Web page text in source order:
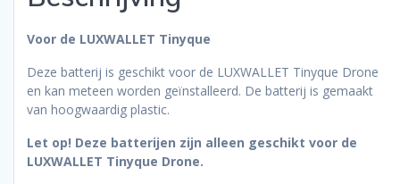
Voor de LUXWALLET Tinyque
Deze batterij is geschikt voor de LUXWALLET Tinyque Drone
en kan meteen worden geïnstalleerd. De batterij is gemaakt
van hoogwaardig plastic.
Let op! Deze batterijen zijn alleen geschikt voor de
LUXWALLET Tinyque Drone.